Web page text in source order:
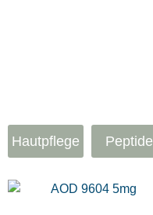
Hautpflege Peptide